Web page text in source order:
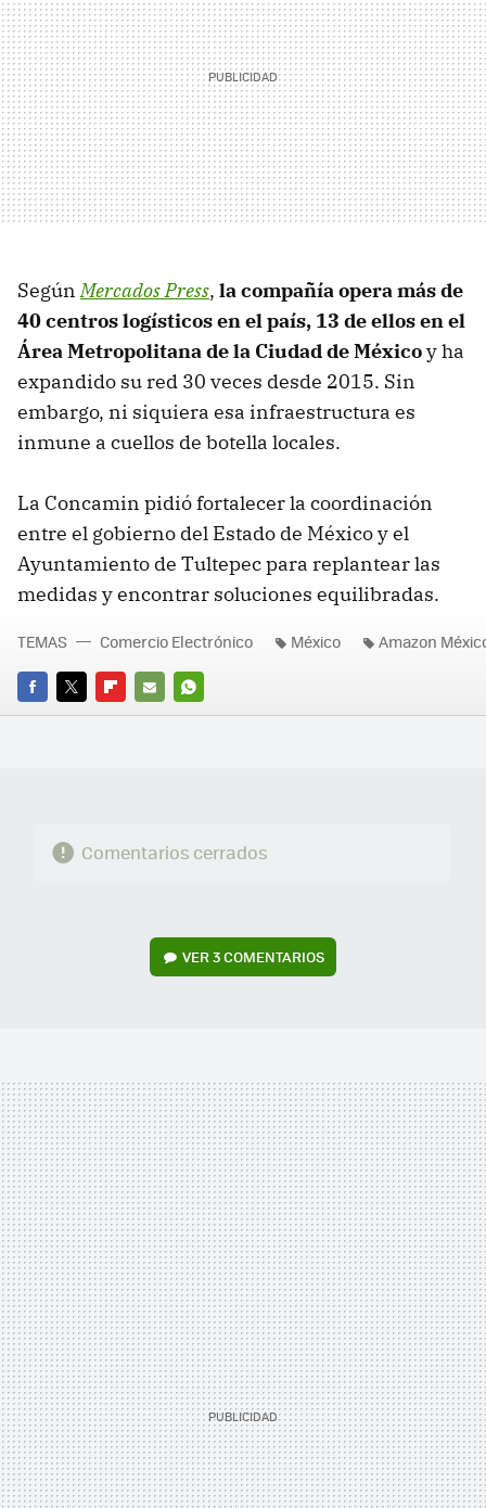
SegúnMercados Press, la compañía opera más de
40 centros logísticos en el país, 13 de ellos en el
Área Metropolitana de la Ciudad de Méxicoy ha
expandido su red 30 veces desde 2015. Sin
embargo, ni siquiera esa infraestructura es
inmune a cuellos de botella locales.
La Concamin pidió fortalecer la coordinación
entre el gobierno del Estado de México y el
Ayuntamiento de Tultepec para replantear las
medidas y encontrar soluciones equilibradas.
FACEBOOK
TWITTERFLIPBOARD
E-
WHATSAPP
TEMAS Comercio Electrónico México Amazon
Comentarios cerrados
VER3 COMENTARIOS